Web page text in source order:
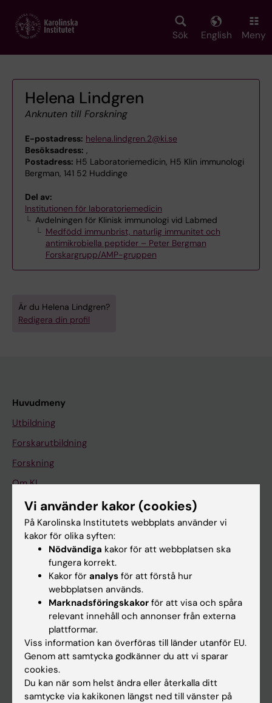
main
Sök English Meny
Helena Lindgren
Anknuten till Forskning
E-postadress: helena.lindgren.2@ki.se
Besöksadress: ,
Postadress: H5 Laboratoriemedicin, H5 Klin immunologi
Bergman, 141 52 Huddinge
Del av:
Institutionen för laboratoriemedicin
Avdelningen för Klinisk immunologi vid Labmed
Medfödd immunbrist, naturlig immunitet och
antimikrobiella peptider – Peter Bergman
Forskargrupp/AMP-gruppen
Är du Helena Lindgren?
Redigera din profil
Huvudmeny
Utbildning
Forskarutbildning
Forskning
Om KI
På gång
Nyheter
Kalender
Schema
Studentmejlen
Kurs- och programwebbar
Vi använder kakor (cookies)
På Karolinska Institutets webbplats använder vi
kakor för olika syften:
Nödvändiga kakor för att webbplatsen ska
fungera korrekt.
Kakor för analys för att förstå hur
webbplatsen används.
Marknadsföringskakor för att visa och spåra
relevant innehåll och annonser från externa
plattformar.
Viss information kan överföras till länder utanför EU.
Genom att samtycka godkänner du att vi sparar
cookies.
Du kan när som helst ändra eller återkalla ditt
samtycke via kakikonen längst ned till vänster på